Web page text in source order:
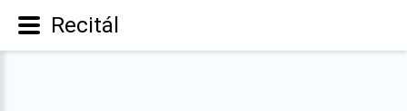
Recitál